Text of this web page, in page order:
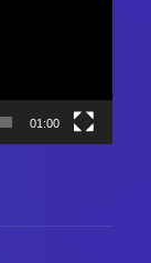
01:00